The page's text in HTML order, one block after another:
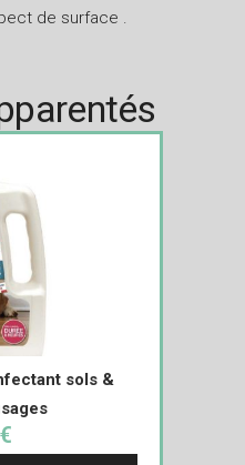
de surface .
sols &